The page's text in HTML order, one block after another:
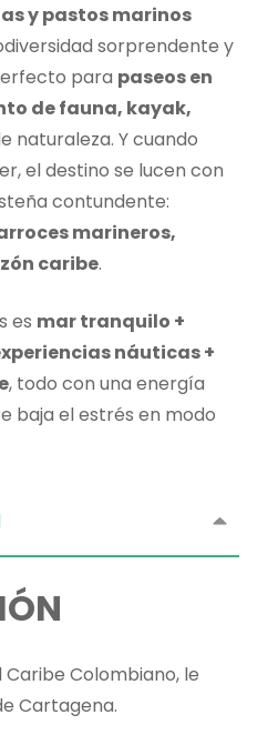
y pastos marinos
sorprendente y
para paseos en
de fauna, kayak,
naturaleza. Y cuando
el destino se lucen con
contundente:
marineros,
caribe.
es mar tranquilo +
náuticas +
, todo con una energía
baja el estrés en modo
Caribe Colombiano, le
Cartagena.